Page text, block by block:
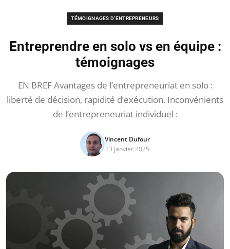
TÉMOIGNAGES D'ENTREPRENEURS
Entreprendre en solo vs en équipe :
témoignages
EN BREF Avantages de l’entrepreneuriat en solo :
liberté de décision, rapidité d’exécution. Inconvénients
de l’entrepreneuriat individuel :
Vincent Dufour
13 janvier 2025